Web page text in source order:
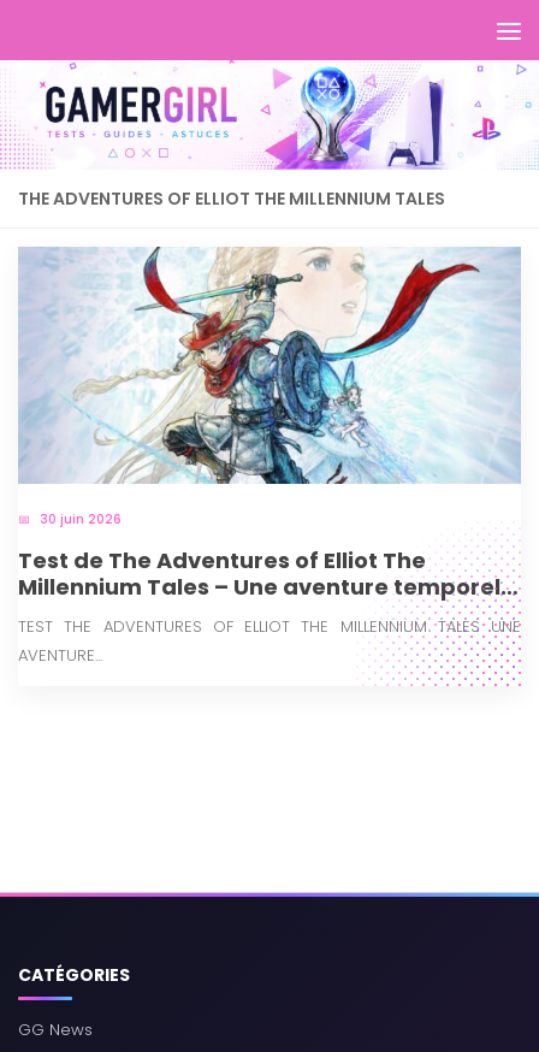
THE ADVENTURES OF ELLIOT THE MILLENNIUM TALES
30 juin 2026
Test de The Adventures of Elliot The
Millennium Tales – Une aventure temporelle
TEST THE ADVENTURES OF ELLIOT THE MILLENNIUM TALES UNE
AVENTURE...
CATÉGORIES
GG News